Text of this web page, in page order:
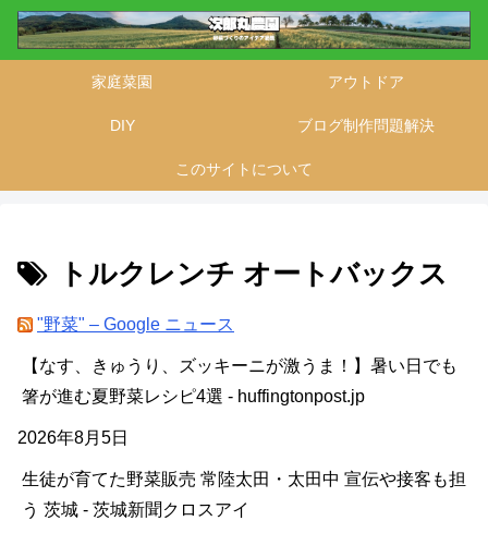
家庭菜園 アウトドア
DIY ブログ制作問題解決
このサイトについて
トルクレンチ オートバックス
"野菜" – Google ニュース
【なす、きゅうり、ズッキーニが激うま！】暑い日でも
箸が進む夏野菜レシピ4選 - huffingtonpost.jp
2026年8月5日
生徒が育てた野菜販売 常陸太田・太田中 宣伝や接客も担
う 茨城 - 茨城新聞クロスアイ